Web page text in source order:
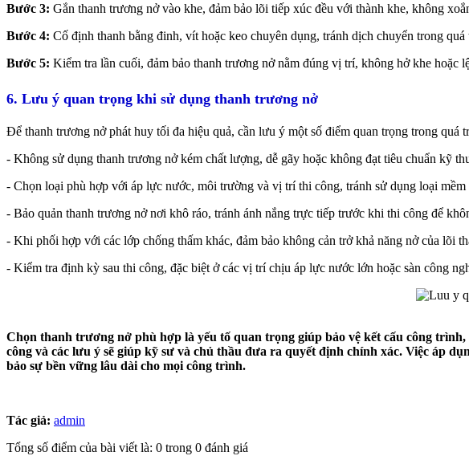
Bước 3: Gắn thanh trương nở vào khe, đảm bảo lõi tiếp xúc đều với thành khe, không
Bước 4: Cố định thanh bằng đinh, vít hoặc keo chuyên dụng, tránh dịch chuyển trong
Bước 5: Kiểm tra lần cuối, đảm bảo thanh trương nở nằm đúng vị trí, không hở khe hoặc
6. Lưu ý quan trọng khi sử dụng thanh trương nở
Để thanh trương nở phát huy tối đa hiệu quả, cần lưu ý một số điểm quan trọng trong quá
- Không sử dụng thanh trương nở kém chất lượng, dễ gãy hoặc không đạt tiêu chuẩn kỹ
- Chọn loại phù hợp với áp lực nước, môi trường và vị trí thi công, tránh sử dụng loại
- Bảo quản thanh trương nở nơi khô ráo, tránh ánh nắng trực tiếp trước khi thi công để
- Khi phối hợp với các lớp chống thấm khác, đảm bảo không cản trở khả năng nở của lõi
- Kiểm tra định kỳ sau thi công, đặc biệt ở các vị trí chịu áp lực nước lớn hoặc sàn công
Chọn thanh trương nở phù hợp là yếu tố quan trọng giúp bảo vệ kết cấu công
công và các lưu ý sẽ giúp kỹ sư và chủ thầu đưa ra quyết định chính xác. Việc áp
bảo sự bền vững lâu dài cho mọi công trình.
Tác giả: admin
Tổng số điểm của bài viết là: 0 trong 0 đánh giá